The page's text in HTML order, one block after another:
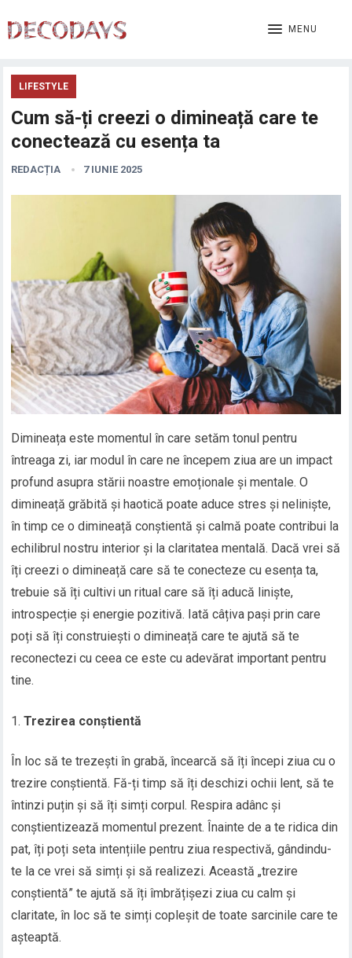
MENU
LIFESTYLE
Cum să-ți creezi o dimineață care te
conectează cu esența ta
REDACȚIA 7 IUNIE 2025
Dimineața este momentul în care setăm tonul pentru
întreaga zi, iar modul în care ne începem ziua are un impact
profund asupra stării noastre emoționale și mentale. O
dimineață grăbită și haotică poate aduce stres și neliniște,
în timp ce o dimineață conștientă și calmă poate contribui la
echilibrul nostru interior și la claritatea mentală. Dacă vrei să
îți creezi o dimineață care să te conecteze cu esența ta,
trebuie să îți cultivi un ritual care să îți aducă liniște,
introspecție și energie pozitivă. Iată câțiva pași prin care
poți să îți construiești o dimineață care te ajută să te
reconectezi cu ceea ce este cu adevărat important pentru
tine.
Trezirea conștientă
În loc să te trezești în grabă, încearcă să îți începi ziua cu o
trezire conștientă. Fă-ți timp să îți deschizi ochii lent, să te
întinzi puțin și să îți simți corpul. Respira adânc și
conștientizează momentul prezent. Înainte de a te ridica din
pat, îți poți seta intențiile pentru ziua respectivă, gândindu-
te la ce vrei să simți și să realizezi. Această „trezire
conștientă” te ajută să îți îmbrățișezi ziua cu calm și
claritate, în loc să te simți copleșit de toate sarcinile care te
așteaptă.